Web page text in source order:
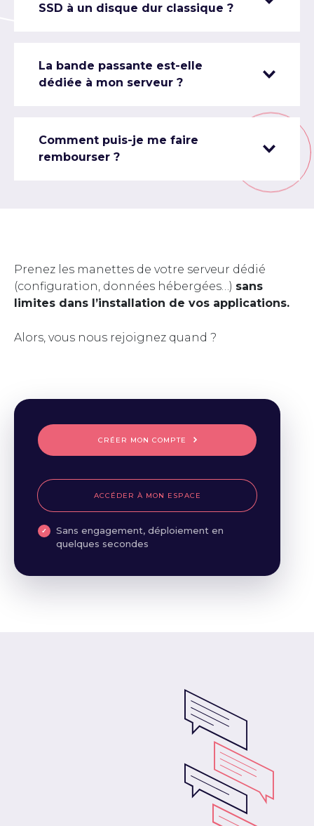
SSD à un disque dur classique ?
La bande passante est-elle
dédiée à mon serveur ?
Comment puis-je me faire
rembourser ?
Prenez les manettes de votre serveur dédié
(configuration, données hébergées…) sans
limites dans l’installation de vos applications.
Alors, vous nous rejoignez quand ?
CRÉER MON COMPTE
ACCÉDER À MON ESPACE
Sans engagement, déploiement en
quelques secondes